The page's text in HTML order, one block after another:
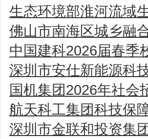
生态环境部淮河流域
佛山市南海区城乡融
中国建科2026届春季
深圳市安仕新能源科
国机集团2026年社会
航天科工集团科技保
深圳市金联和投资集